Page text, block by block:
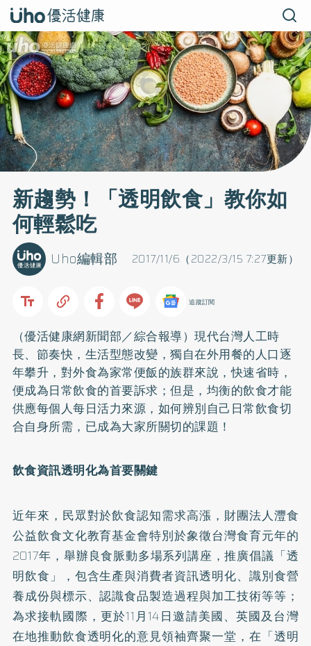
新趨勢！「透明飲食」教你如
何輕鬆吃
2017/11/6（2022/3/15 7:27更新）
Uho編輯部
追蹤訂閱
（優活健康網新聞部／綜合報導）現代台灣人工時
長、節奏快，生活型態改變，獨自在外用餐的人口逐
年攀升，對外食為家常便飯的族群來說，快速省時，
便成為日常飲食的首要訴求；但是，均衡的飲食才能
供應每個人每日活力來源，如何辨別自己日常飲食切
合自身所需，已成為大家所關切的課題！
飲食資訊透明化為首要關鍵
近年來，民眾對於飲食認知需求高漲，財團法人灃食
公益飲食文化教育基金會特別於象徵台灣食育元年的
2017年，舉辦良食脈動多場系列講座，推廣倡議「透
明飲食」，包含生產與消費者資訊透明化、識別食營
養成份與標示、認識食品製造過程與加工技術等等；
為求接軌國際，更於11月14日邀請美國、英國及台灣
在地推動飲食透明化的意見領袖齊聚一堂，在「透明